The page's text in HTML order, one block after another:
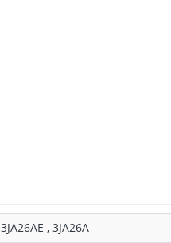
3JA26AE , 3JA26A